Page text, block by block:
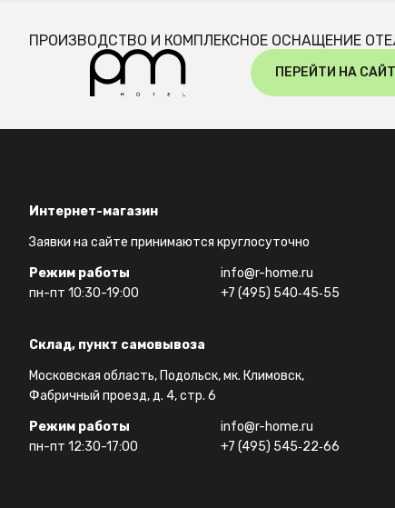
ПРОИЗВОДСТВО И КОМПЛЕКСНОЕ ОСНАЩЕНИЕ
ПЕРЕЙТИ НА САЙТ
Интернет-магазин
Заявки на сайте принимаются круглосуточно
Режим работы
пн-пт 10:30-19:00
info@r-home.ru
+7 (495) 540‑45‑55
Склад, пункт самовывоза
Московская область, Подольск, мк. Климовск,
Фабричный проезд, д. 4, стр. 6
Режим работы
пн-пт 12:30-17:00
info@r-home.ru
+7 (495) 545‑22‑66